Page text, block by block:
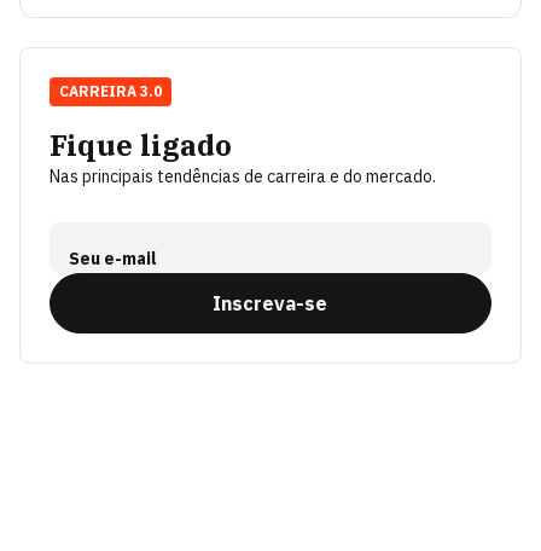
Fique ligado
Nas principais tendências de carreira e do mercado.
Seu e-mail
Inscreva-se
CARREIRA 3.0